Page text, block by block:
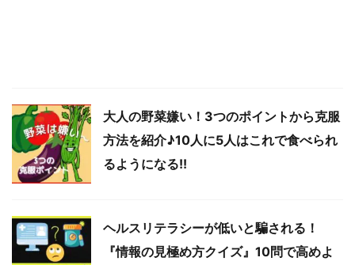
大人の野菜嫌い！3つのポイントから克服
方法を紹介♪10人に5人はこれで食べられ
るようになる!!
ヘルスリテラシーが低いと騙される！
『情報の見極め方クイズ』10問で高めよ